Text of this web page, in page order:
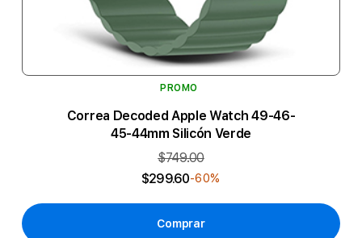
PROMO
Correa Decoded Apple Watch 49-46-
45-44mm Silicón Verde
$749.00
$299.60-60%
Comprar